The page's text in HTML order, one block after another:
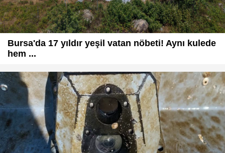
Bursa'da 17 yıldır yeşil vatan nöbeti! Aynı kulede
hem ...